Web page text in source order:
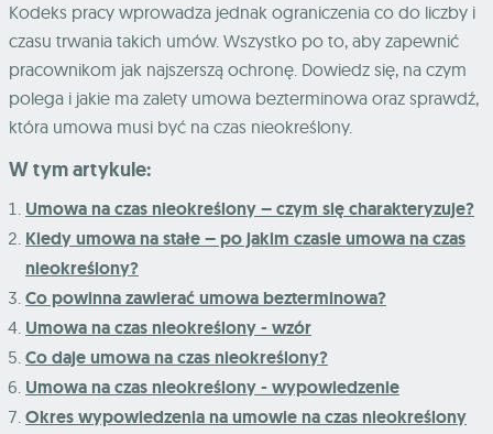
Kodeks pracy wprowadza jednak ograniczenia co do liczby i
czasu trwania takich umów. Wszystko po to, aby zapewnić
pracownikom jak najszerszą ochronę. Dowiedz się, na czym
polega i jakie ma zalety umowa bezterminowa oraz sprawdź,
która umowa musi być na czas nieokreślony.
W tym artykule:
Umowa na czas nieokreślony – czym się charakteryzuje?
Kiedy umowa na stałe – po jakim czasie umowa na czas
nieokreślony?
Co powinna zawierać umowa bezterminowa?
Umowa na czas nieokreślony - wzór
Co daje umowa na czas nieokreślony?
Umowa na czas nieokreślony - wypowiedzenie
Okres wypowiedzenia na umowie na czas nieokreślony